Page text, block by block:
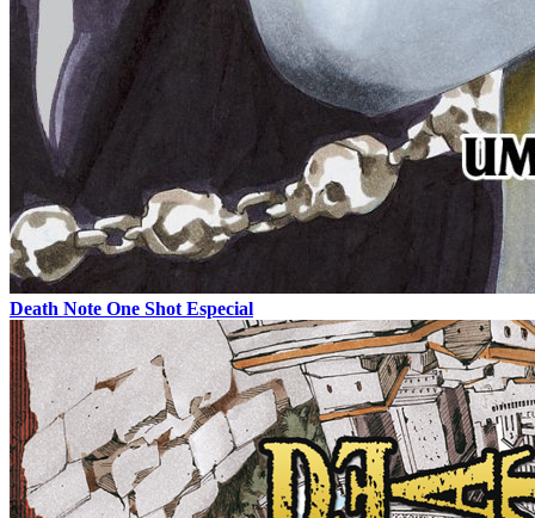
Death Note One Shot Especial